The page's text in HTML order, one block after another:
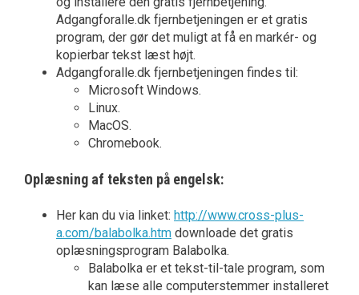
Adgangforalle.dk fjernbetjeningen er et gratis
program, der gør det muligt at få en markér- og
kopierbar tekst læst højt.
Adgangforalle.dk fjernbetjeningen findes til:
Microsoft Windows.
Linux.
MacOS.
Chromebook.
Oplæsning af teksten på engelsk:
Her kan du via linket: http://www.cross-plus-
a.com/balabolka.htm downloade det gratis
oplæsningsprogram Balabolka.
Balabolka er et tekst-til-tale program, som
kan læse alle computerstemmer installeret